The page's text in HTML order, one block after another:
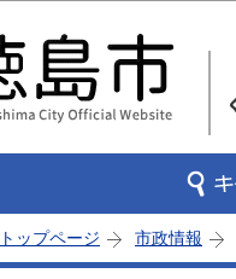
トップページ 市政情報